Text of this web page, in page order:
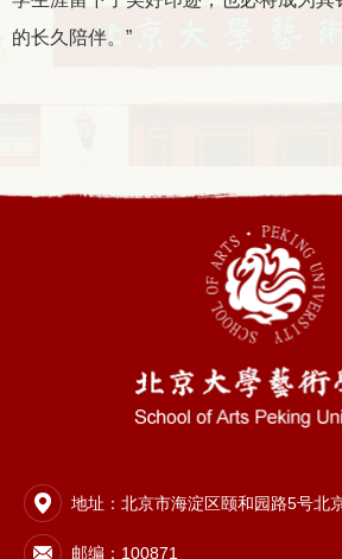
的长久陪伴。”
地址：北京市海淀区颐和园路5号北
邮编：100871